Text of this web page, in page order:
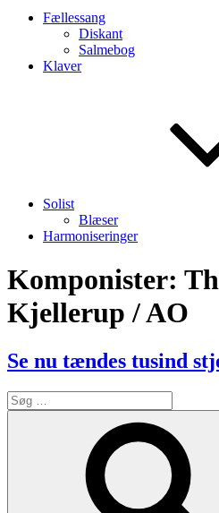
Fællessang
Diskant
Salmebog
Klaver
Solist
Blæser
Harmoniseringer
Komponister:
Kjellerup / AO
Se nu tændes tusind
Søg
efter: